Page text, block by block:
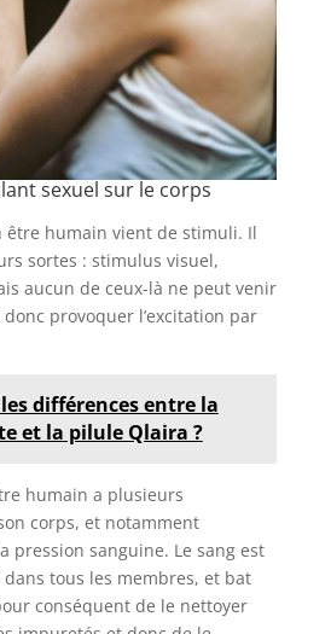
sexuel sur le corps
être humain vient de stimuli. Il
sortes : stimulus visuel,
aucun de ceux-là ne peut venir
provoquer l’excitation par
différences entre la
et la pilule Qlaira ?
humain a plusieurs
corps, et notamment
pression sanguine. Le sang est
tous les membres, et bat
conséquent de le nettoyer